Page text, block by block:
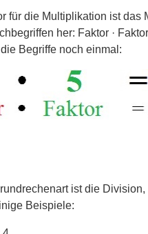
für die Multiplikation ist das
her: Faktor ·
Begriffe noch einmal:
ist die
Beispiele: